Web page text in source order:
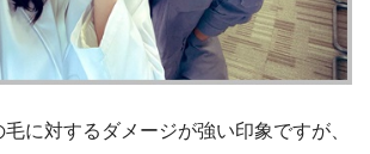
に対するダメージが強い印象ですが、